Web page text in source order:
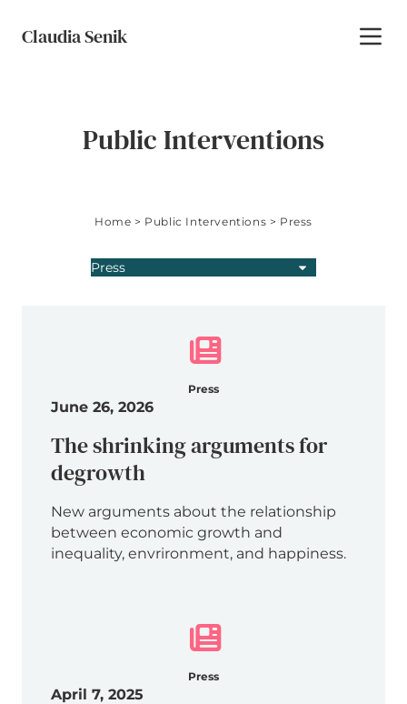
Claudia Senik
Public Interventions
Home > Public Interventions > Press
Press
Press
June 26, 2026
The shrinking arguments for
degrowth
New arguments about the relationship
between economic growth and
inequality, envrironment, and happiness.
Press
April 7, 2025